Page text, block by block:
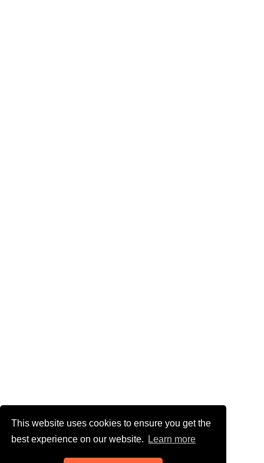
This website uses cookies to ensure you get the
best experience on our website.
Learn more